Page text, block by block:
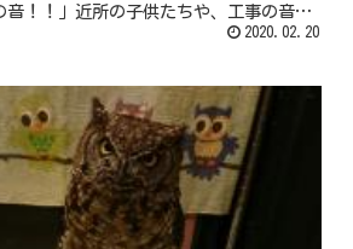
音！！」近所の子供たちや、工事の音か
2020.02.20